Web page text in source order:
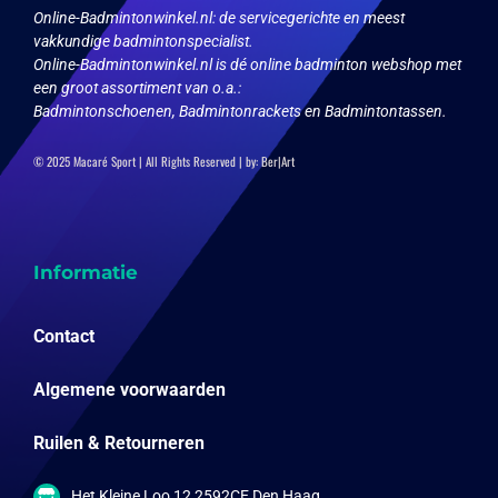
Online-Badmintonwinkel.nl:de servicegerichte en meest
vakkundige badmintonspecialist.
Online-Badmintonwinkel.nl is dé online badminton webshop met
een groot assortiment van o.a.:
Badmintonschoenen, Badmintonrackets en Badmintontassen.
© 2025 Macaré Sport | All Rights Reserved | by:Ber|Art
Informatie
Contact
Algemene voorwaarden
Ruilen & Retourneren